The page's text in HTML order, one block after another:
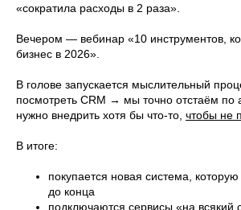
«сократила расходы в 2 раза».
Вечером — вебинар «10 инструментов,
бизнес в 2026».
В голове запускается мыслительный
посмотреть CRM → мы точно отстаём по
нужно внедрить хотя бы что-то, чтобы не
В итоге:
покупается новая система,
до конца
подключаются сервисы «на всякий